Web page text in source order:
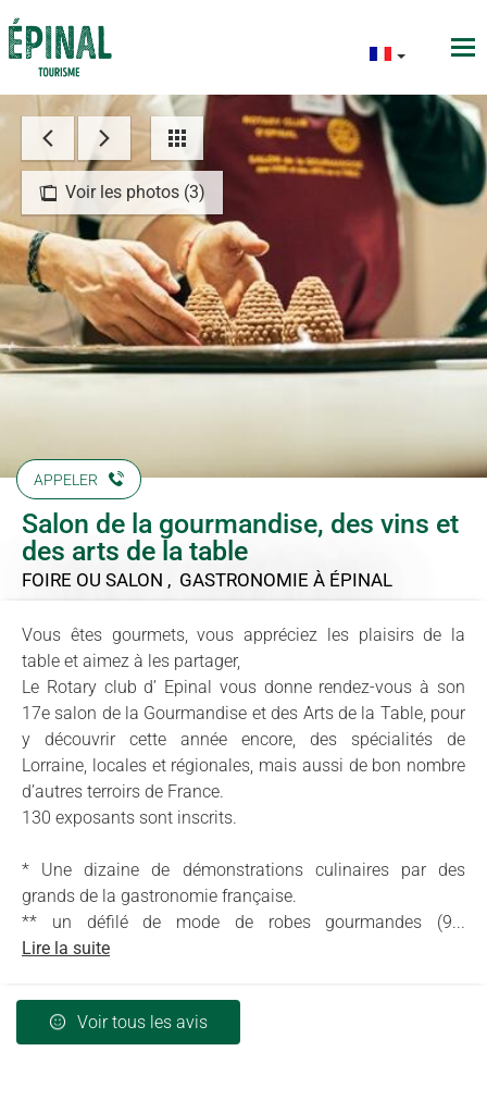
Voir les photos (3)
APPELER
Salon de la gourmandise, des vins et
des arts de la table
FOIRE OU SALON , GASTRONOMIE À ÉPINAL
Vous êtes gourmets, vous appréciez les plaisirs de la
table et aimez à les partager,
Le Rotary club d’ Epinal vous donne rendez-vous à son
17e salon de la Gourmandise et des Arts de la Table, pour
y découvrir cette année encore, des spécialités de
Lorraine, locales et régionales, mais aussi de bon nombre
d’autres terroirs de France.
130 exposants sont inscrits.
* Une dizaine de démonstrations culinaires par des
grands de la gastronomie française.
** un défilé de mode de robes gourmandes (9...
Lire la suite
Voir tous les avis